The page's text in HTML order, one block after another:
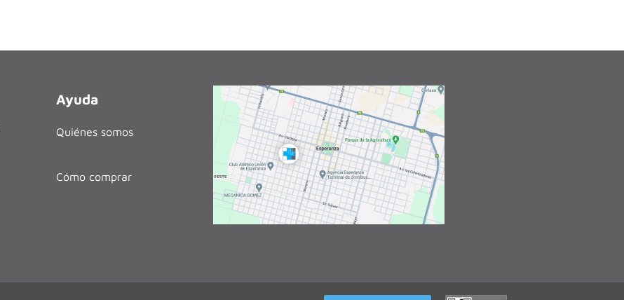
Ayuda
Quiénes somos
Cómo comprar